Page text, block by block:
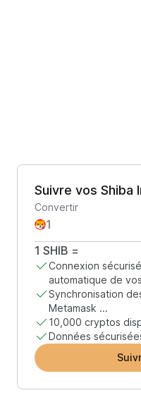
Suivre vos Shiba
Convertir
1 SHIB =
Connexion
automatique de
Synchronisation
Metamask ...
10,000 cryptos
Données